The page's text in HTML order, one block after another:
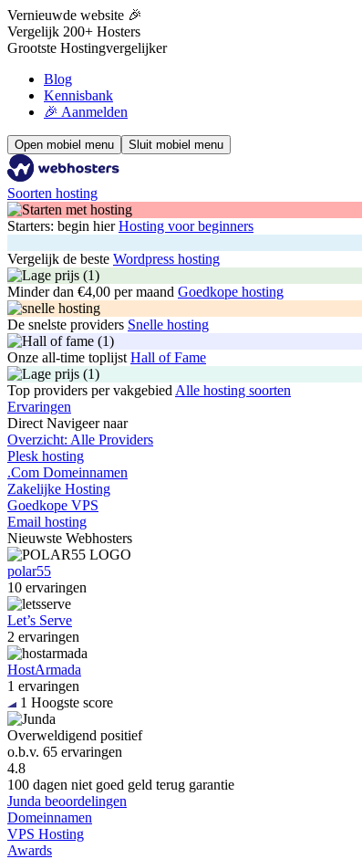
Vernieuwde website 🎉
Vergelijk 200+ Hosters
Grootste Hostingvergelijker
Blog
Kennisbank
🎉 Aanmelden
Open mobiel menu Sluit mobiel menu
Soorten hosting
Starters: begin hierHosting voor beginners
Vergelijk de beste Wordpress hosting
Minder dan €4,00 per maand Goedkope hosting
De snelste providers Snelle hosting
Onze all-time toplijst Hall of Fame
Top providers per vakgebied Alle hosting soorten
Ervaringen
Direct Navigeer naar
Overzicht: Alle Providers
Plesk hosting
.Com Domeinnamen
Zakelijke Hosting
Goedkope VPS
Email hosting
Nieuwste Webhosters
polar55
10 ervaringen
Let’s Serve
2 ervaringen
HostArmada
1 ervaringen
1 Hoogste score
Overweldigend positief
o.b.v. 65 ervaringen
4.8
100 dagen niet goed geld terug garantie
Junda beoordelingen
Domeinnamen
VPS Hosting
Awards